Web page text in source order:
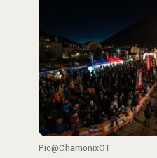
Pic@ChamonixOT